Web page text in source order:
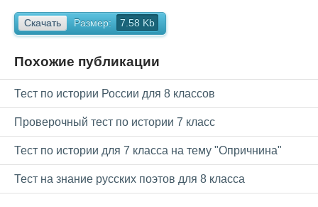
Скачать Размер: 7.58 Kb
Похожие публикации
Тест по истории России для 8 классов
Проверочный тест по истории 7 класс
Тест по истории для 7 класса на тему "Опричнина"
Тест на знание русских поэтов для 8 класса